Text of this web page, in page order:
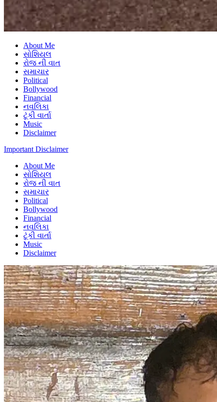
About Me
સોશિયલ
રોજ ની વાત
સમાચાર
Political
Bollywood
Financial
નવલિકા
ટૂંકી વાર્તા
Music
Disclaimer
Important Disclaimer
About Me
સોશિયલ
રોજ ની વાત
સમાચાર
Political
Bollywood
Financial
નવલિકા
ટૂંકી વાર્તા
Music
Disclaimer